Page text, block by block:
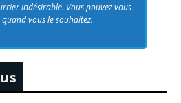
indésirable. Vous pouvez vous
vous le souhaitez.